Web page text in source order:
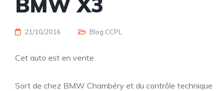
21/10/2016 Blog CCPL
Cet auto est en vente
Sort de chez BMW Chambéry et du contrôle technique